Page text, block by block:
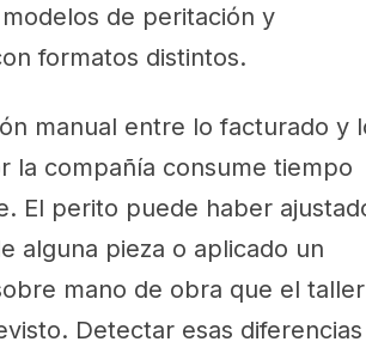
de peritación y
formatos distintos.
manual entre lo facturado y
la compañía consume tiempo
El perito puede haber
alguna pieza o aplicado un
mano de obra que el taller
Detectar esas diferencias